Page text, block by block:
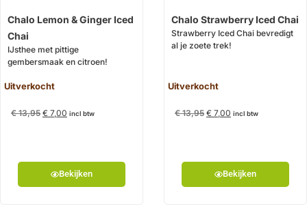
Chalo Lemon & Ginger Iced
Chai
IJsthee met pittige
gembersmaak en citroen!
Uitverkocht
€13,95 € 7,00 incl btw
Bekijken
Chalo Strawberry Iced Chai
Strawberry Iced Chai bevredigt
al je zoete trek!
Uitverkocht
€13,95 € 7,00 incl btw
Bekijken